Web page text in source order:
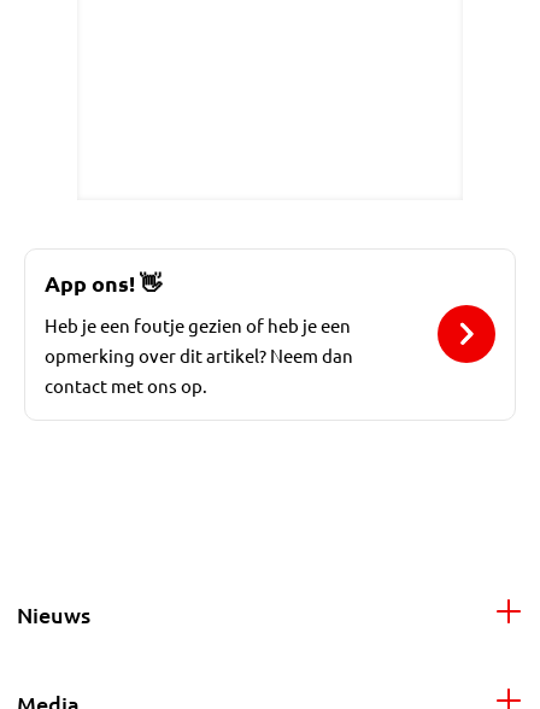
App ons! 👋
Heb je een foutje gezien of heb je een
opmerking over dit artikel? Neem dan
contact met ons op.
Nieuws